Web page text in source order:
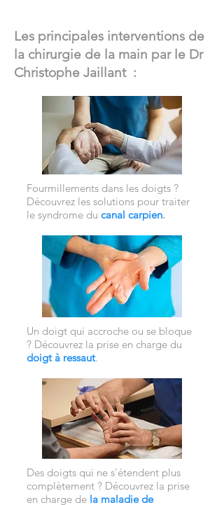
Les principales interventions de
la chirurgie de la main par le Dr
Christophe Jaillant :
Fourmillements dans les doigts ?
Découvrez les solutions pour traiter
le syndrome du canal carpien.
Un doigt qui accroche ou se bloque
? Découvrez la prise en charge du
doigt à ressaut.
Des doigts qui ne s'étendent plus
complètement ? Découvrez la prise
en charge de la maladie de